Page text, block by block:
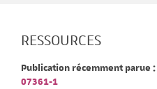
RESSOURCES
Publication récemment parue :
07361-1